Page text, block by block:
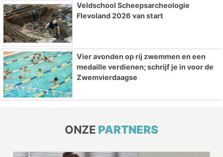
Veldschool Scheepsarcheologie
Flevoland 2026 van start
Vier avonden op rij zwemmen en een
medaille verdienen; schrijf je in voor de
Zwemvierdaagse
ONZE PARTNERS